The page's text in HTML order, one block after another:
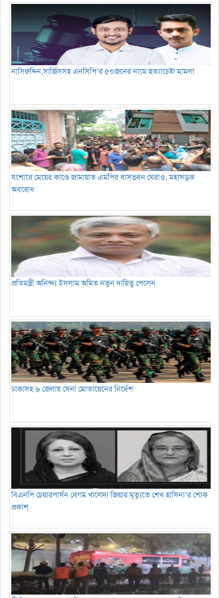
নাসিরুদ্দিন,সার্জিসসহ এনসিপি’র ৫০জনের নামে হত্যাচেষ্টা মামলা
যশোরে মেয়ের কাণ্ডে জামায়াত এমপির বাসভবন ঘেরাও, মহাসড়ক
অবরোধ
প্রতিমন্ত্রী অনিন্দ্য ইসলাম অমিত নতুন দায়িত্ব পেলেন
ঢাকাসহ ৬ জেলায় সেনা মোতায়েনের নির্দেশ
বিএনপি চেয়ারপার্সন বেগম খালেদা জিয়ার মৃত্যুতে শেখ হাসিনা’র শোক
প্রকাশ